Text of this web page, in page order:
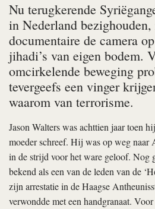
Nu terugkerende
in Nederland
documentaire de camera
jihadi’s van eigen bodem.
omcirkelende beweging
tevergeefs een vinger
waarom van terrorisme.
Jason Walters was achttien jaar toen
moeder schreef. Hij was op weg naar
in de strijd voor het ware geloof. Nog
bekend als een van de leden van de
zijn arrestatie in de Haagse
verwondde met een handgranaat.